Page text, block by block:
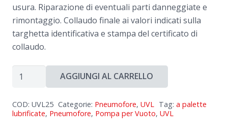
usura. Riparazione di eventuali parti danneggiate e
rimontaggio. Collaudo finale ai valori indicati sulla
targhetta identificativa e stampa del certificato di
collaudo.
Riparazione
Pneumofore
V
AGGIUNGI AL CARRELLO
COD: UVL25 Categorie: Pneumofore, UVL Tag: a palette
lubrificate, Pneumofore, Pompa per Vuoto, UVL